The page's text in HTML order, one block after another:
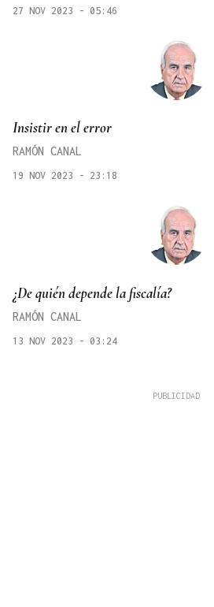
27 NOV 2023 - 05:46
Insistir en el error
RAMÓN CANAL
19 NOV 2023 - 23:18
¿De quién depende la fiscalía?
RAMÓN CANAL
13 NOV 2023 - 03:24